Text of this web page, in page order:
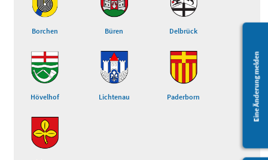
Eine Änderung melden
Borchen Büren Delbrück
Hövelhof Lichtenau Paderborn